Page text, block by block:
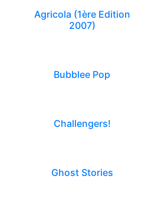
Agricola (1ère Edition
2007)
Bubblee Pop
Challengers!
Ghost Stories